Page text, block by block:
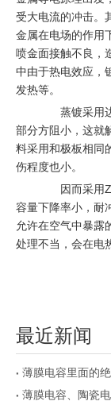
受大电流的冲击。
金属在电场的作用
喷金面接触不良，
中由于热电效应，
发热等。
蒸镀采用边
部分方阻小，这就
料采用和极板相同
伤程度也小。
因而采用
容量下降率小，耐
允许在空气中暴露
处理不当，会在电
最近新闻
薄膜电容里面的
薄膜电容、陶瓷